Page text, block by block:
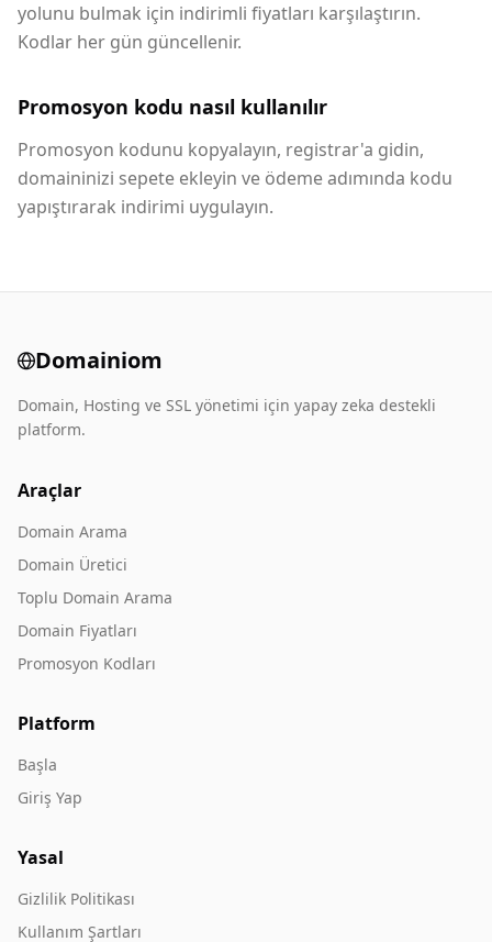
yolunu bulmak için indirimli fiyatları karşılaştırın.
Kodlar her gün güncellenir.
Promosyon kodu nasıl kullanılır
Promosyon kodunu kopyalayın, registrar'a gidin,
domaininizi sepete ekleyin ve ödeme adımında kodu
yapıştırarak indirimi uygulayın.
Domainiom
Domain, Hosting ve SSL yönetimi için yapay zeka destekli
platform.
Araçlar
Domain Arama
Domain Üretici
Toplu Domain Arama
Domain Fiyatları
Promosyon Kodları
Platform
Başla
Giriş Yap
Yasal
Gizlilik Politikası
Kullanım Şartları